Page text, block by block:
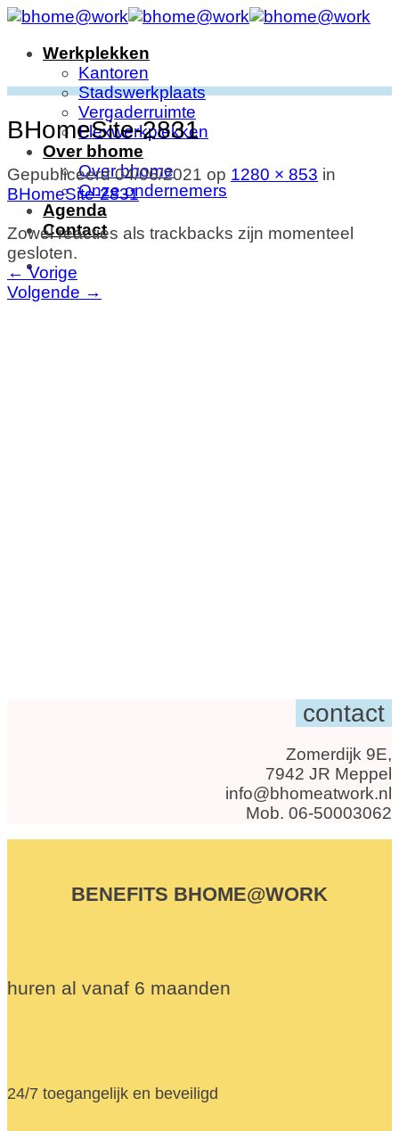
Ga
inhoudWerkplekken
Kantoren
Stadswerkplaats
Vergaderruimte
Flexwerkplekken
Over bhome
Over bhome
Onze ondernemers
Agenda
Contact
BHomeSite-2831
Gepubliceerd04/06/2021 op 1280 × 853 in
BHomeSite-2831
Zowel reacties als trackbacks zijn momenteel
gesloten.
← Vorige
Volgende →
contact
Zomerdijk 9E,
7942 JR Meppel
info@bhomeatwork.nl
Mob. 06-50003062
BENEFITS BHOME@WORK
huren al vanaf 6 maanden
24/7 toegangelijk en beveiligd